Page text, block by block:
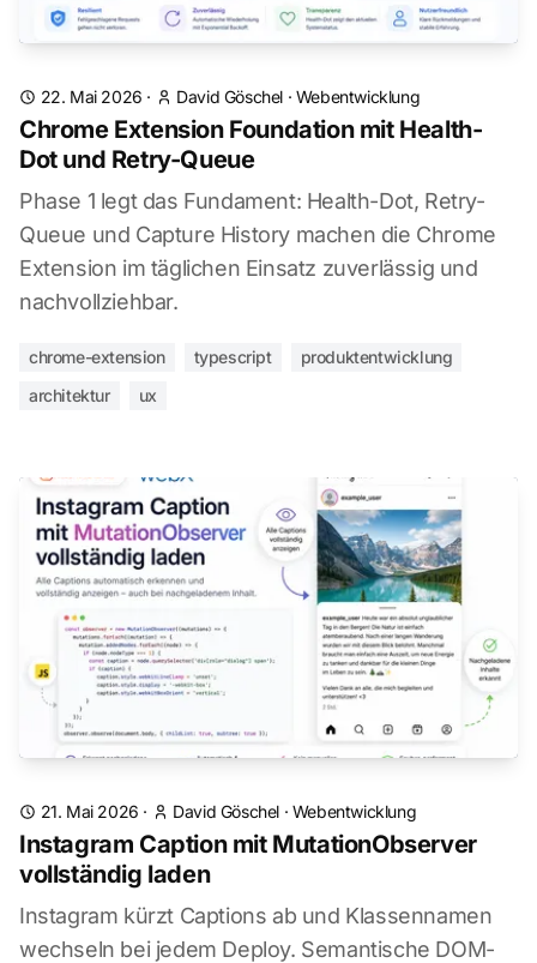
22. Mai 2026 · David Göschel · Webentwicklung
Chrome Extension Foundation mit Health-
Dot und Retry-Queue
Phase 1 legt das Fundament: Health-Dot, Retry-
Queue und Capture History machen die Chrome
Extension im täglichen Einsatz zuverlässig und
nachvollziehbar.
chrome-extension typescript
produktentwicklung
architektur
ux
21. Mai 2026 · David Göschel · Webentwicklung
Instagram Caption mit MutationObserver
vollständig laden
Instagram kürzt Captions ab und Klassennamen
wechseln bei jedem Deploy. Semantische DOM-